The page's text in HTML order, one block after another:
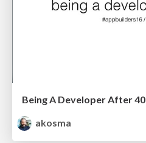
Being A Developer After 40
akosma